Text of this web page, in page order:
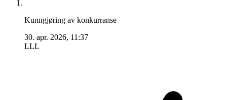
Kunngjøring av konkurranse
30. apr. 2026, 11:37
LLL